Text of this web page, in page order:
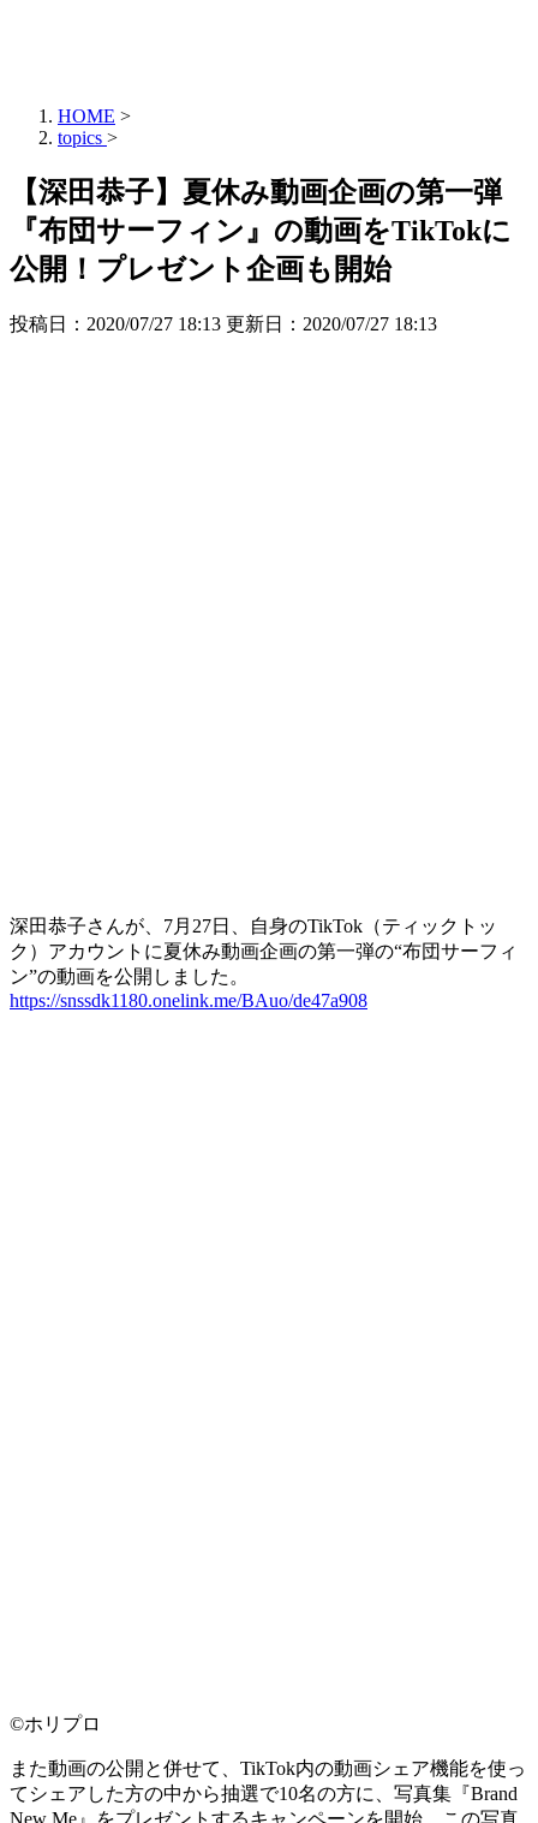
HOME >
topics >
【深田恭子】夏休み動画企画の第一弾
『布団サーフィン』の動画をTikTokに
公開！プレゼント企画も開始
投稿日：2020/07/27 18:13 更新日： 2020/07/27 18:13
深田恭子さんが、7月27日、自身のTikTok（ティックトッ
ク）アカウントに夏休み動画企画の第一弾の“布団サーフィ
ン”の動画を公開しました。
https://snssdk1180.onelink.me/BAuo/de47a908
©ホリプロ
また動画の公開と併せて、TikTok内の動画シェア機能を使っ
てシェアした方の中から抽選で10名の方に、写真集『Brand
New Me』をプレゼントするキャンペーンを開始。この写真